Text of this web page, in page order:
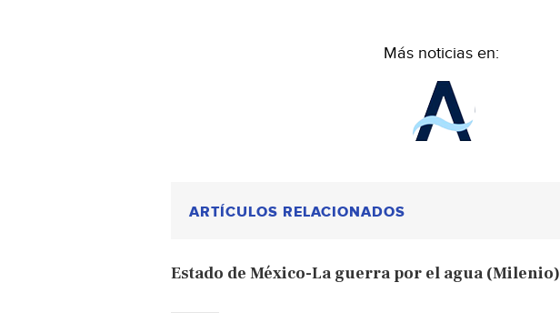
Más noticias en:
ARTÍCULOS RELACIONADOS
Estado de México-La guerra por el agua (Milenio)